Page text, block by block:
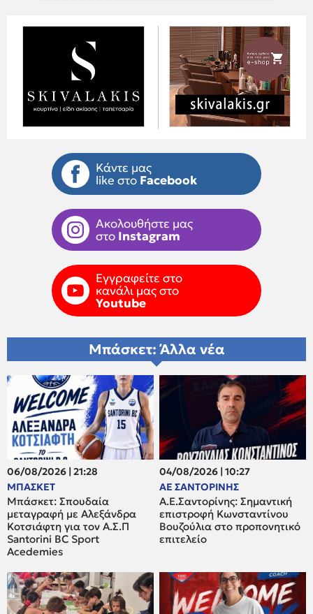
Κάντε μας
like στο Facebook
Ακολουθήστε μας
στο Instagram
Εγγραφείτε στο
κανάλι μας στο
Youtube
Μπάσκετ: Άλλα νέα
06/08/2026 | 21:28
ΜΠΑΣΚΕΤ
Μπάσκετ: Σπουδαία
μεταγραφή με Αλεξάνδρα
Κοτσιάφτη για τον A.Σ.Π
Santorini BC Sport
Acedemies
04/08/2026 | 10:27
ΑΕ ΣΑΝΤΟΡΙΝΗΣ
Α.Ε.Σαντορίνης: Σημαντική
επιστροφή Κωνσταντίνου
Βουζούλια στο προπονητικό
επιτελείο